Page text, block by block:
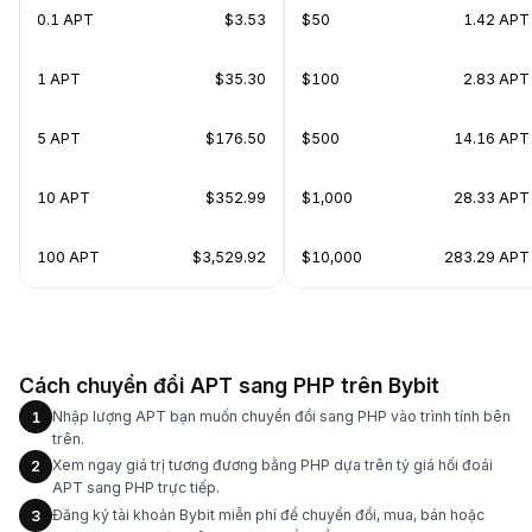
0.1 APT $3.53
1 APT $35.30
5 APT $176.50
10 APT $352.99
100 APT $3,529.92
$50 1.42 APT
$100 2.83 APT
$500 14.16 APT
$1,000 28.33 APT
$10,000 283.29 APT
Cách chuyển đổi APT sang PHP trên Bybit
1
Nhập lượng APT bạn muốn chuyển đổi sang PHP vào trình tính bên
trên.
2
Xem ngay giá trị tương đương bằng PHP dựa trên tỷ giá hối đoái
APT sang PHP trực tiếp.
3
Đăng ký tài khoản Bybit miễn phí để chuyển đổi, mua, bán hoặc